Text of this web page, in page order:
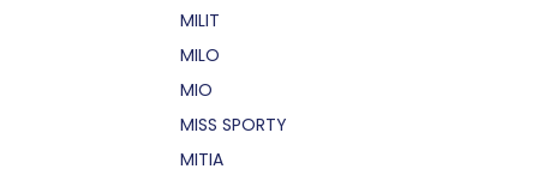
MILIT
MILO
MIO
MISS SPORTY
MITIA